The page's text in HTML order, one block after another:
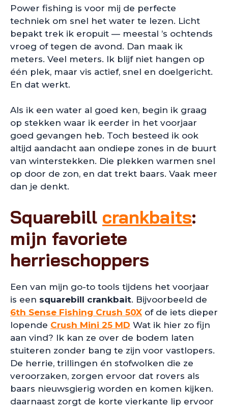
Power fishing is voor mij de perfecte
techniek om snel het water te lezen. Licht
bepakt trek ik eropuit — meestal ’s ochtends
vroeg of tegen de avond. Dan maak ik
meters. Veel meters. Ik blijf niet hangen op
één plek, maar vis actief, snel en doelgericht.
En dat werkt.
Als ik een water al goed ken, begin ik graag
op stekken waar ik eerder in het voorjaar
goed gevangen heb. Toch besteed ik ook
altijd aandacht aan ondiepe zones in de buurt
van winterstekken. Die plekken warmen snel
op door de zon, en dat trekt baars. Vaak meer
dan je denkt.
Squarebill crankbaits:
mijn favoriete
herrieschoppers
Een van mijn go-to tools tijdens het voorjaar
is een squarebill crankbait. Bijvoorbeeld de
6th Sense Fishing Crush 50X of de iets dieper
lopende Crush Mini 25 MD Wat ik hier zo fijn
aan vind? Ik kan ze over de bodem laten
stuiteren zonder bang te zijn voor vastlopers.
De herrie, trillingen én stofwolken die ze
veroorzaken, zorgen ervoor dat rovers als
baars nieuwsgierig worden en komen kijken.
daarnaast zorgt de korte vierkante lip ervoor